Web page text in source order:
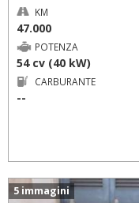
KM
47.000
POTENZA
54 cv (40 kW)
CARBURANTE
--
5 immagini